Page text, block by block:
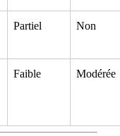
Partiel Non
Faible Modérée